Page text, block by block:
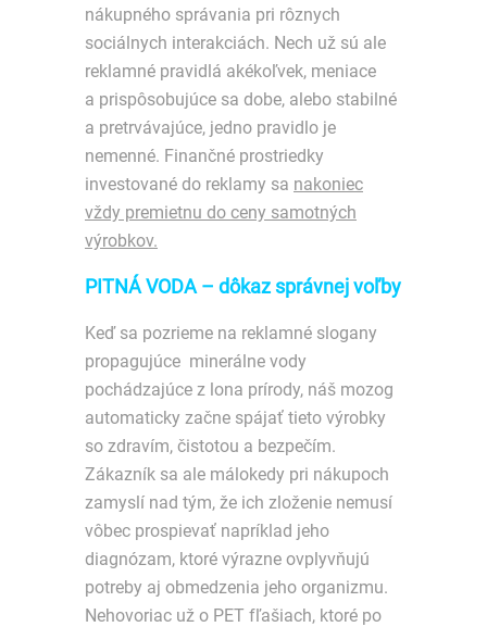
nákupného správania pri rôznych
sociálnych interakciách. Nech už sú ale
reklamné pravidlá akékoľvek, meniace
a prispôsobujúce sa dobe, alebo stabilné
a pretrvávajúce, jedno pravidlo je
nemenné. Finančné prostriedky
investované do reklamy sa nakoniec
vždy premietnu do ceny samotných
výrobkov.
PITNÁ VODA – dôkaz správnej voľby
Keď sa pozrieme na reklamné slogany
propagujúce minerálne vody
pochádzajúce z lona prírody, náš mozog
automaticky začne spájať tieto výrobky
so zdravím, čistotou a bezpečím.
Zákazník sa ale málokedy pri nákupoch
zamyslí nad tým, že ich zloženie nemusí
vôbec prospievať napríklad jeho
diagnózam, ktoré výrazne ovplyvňujú
potreby aj obmedzenia jeho organizmu.
Nehovoriac už o PET fľašiach, ktoré po